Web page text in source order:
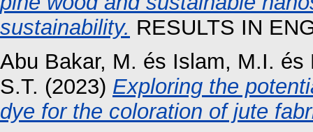
sustainability. RESULTS IN
Abu Bakar, M. és Islam, M.I. és
S.T. (2023) Exploring the
dye for the coloration of jute